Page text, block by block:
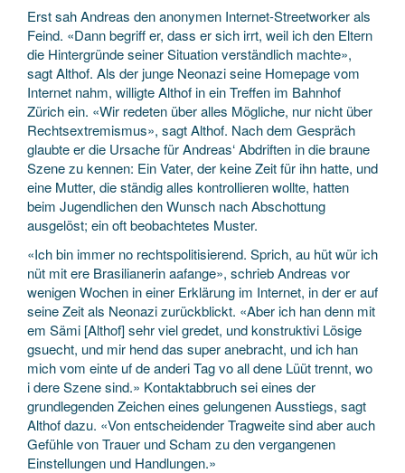
Erst sah Andreas den anonymen Internet-Streetworker als
Feind. «Dann begriff er, dass er sich irrt, weil ich den Eltern
die Hintergründe seiner Situation verständlich machte»,
sagt Althof. Als der junge Neonazi seine Homepage vom
Internet nahm, willigte Althof in ein Treffen im Bahnhof
Zürich ein. «Wir redeten über alles Mögliche, nur nicht über
Rechtsextremismus», sagt Althof. Nach dem Gespräch
glaubte er die Ursache für Andreas‘ Abdriften in die braune
Szene zu kennen: Ein Vater, der keine Zeit für ihn hatte, und
eine Mutter, die ständig alles kontrollieren wollte, hatten
beim Jugendlichen den Wunsch nach Abschottung
ausgelöst; ein oft beobachtetes Muster.
«Ich bin immer no rechtspolitisierend. Sprich, au hüt wür ich
nüt mit ere Brasilianerin aafange», schrieb Andreas vor
wenigen Wochen in einer Erklärung im Internet, in der er auf
seine Zeit als Neonazi zurückblickt. «Aber ich han denn mit
em Sämi [Althof] sehr viel gredet, und konstruktivi Lösige
gsuecht, und mir hend das super anebracht, und ich han
mich vom einte uf de anderi Tag vo all dene Lüüt trennt, wo
i dere Szene sind.» Kontaktabbruch sei eines der
grundlegenden Zeichen eines gelungenen Ausstiegs, sagt
Althof dazu. «Von entscheidender Tragweite sind aber auch
Gefühle von Trauer und Scham zu den vergangenen
Einstellungen und Handlungen.»